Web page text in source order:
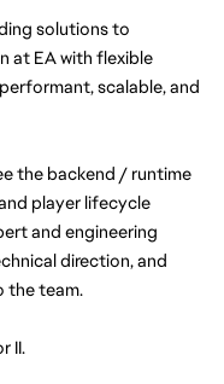
solutions to
at EA with flexible
scalable, and
the backend / runtime
player lifecycle
and engineering
direction, and
the team.
II.